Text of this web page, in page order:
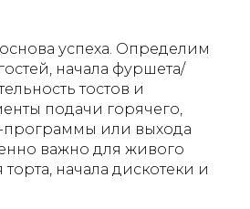
успеха. Определим
начала фуршета/
тостов и
подачи горячего,
или выхода
важно для живого
торта, начала дискотеки и